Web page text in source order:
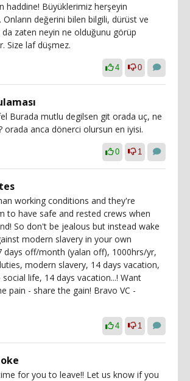
haddine! Büyüklerimiz herşeyin
değerini bilen bilgili, dürüst ve
da zaten neyin ne olduğunu görüp
Size laf düşmez.
4 0
Burada mutlu degilsen git orada uç, ne
orada anca dönerci olursun en iyisi.
0 1
working conditions and they're
to have safe and rested crews when
So don't be jealous but instead wake
modern slavery in your own
days off/month (yalan off), 1000hrs/yr,
modern slavery, 14 days vacation,
life, 14 days vacation...! Want
pain - share the gain! Bravo VC -
4 1
for you to leave!! Let us know if you